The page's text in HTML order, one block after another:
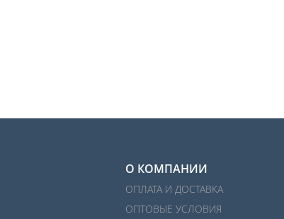
О КОМПАНИИ
ОПЛАТА И ДОСТАВКА
ОПТОВЫЕ УСЛОВИЯ